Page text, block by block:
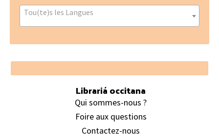
Tou(te)s les Langues
Footer
Librariá occitana
Qui sommes-nous ?
Foire aux questions
Contactez-nous